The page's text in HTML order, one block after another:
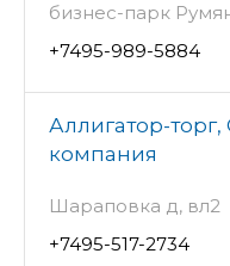
бизнес-парк
+7495-989-5884
Аллигатор-
компания
Шараповка д, вл2
+7495-517-2734